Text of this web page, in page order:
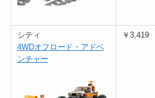
シティ
4WDオフロード・アドベ
ンチャー
￥3,419